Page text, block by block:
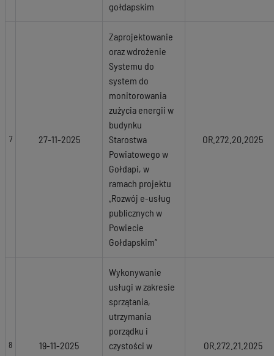
gołdapskim
7 27-11-2025
Zaprojektowanie
oraz wdrożenie
Systemu do
system do
monitorowania
zużycia energii w
budynku
Starostwa
Powiatowego w
Gołdapi, w
ramach projektu
„Rozwój e-usług
publicznych w
Powiecie
Gołdapskim”
OR.272.20.2025
8 19-11-2025
Wykonywanie
usługi w zakresie
sprzątania,
utrzymania
porządku i
czystości w
OR.272.21.2025